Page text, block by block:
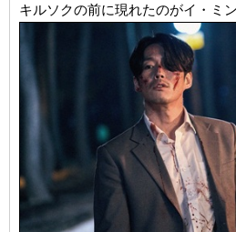
キルソクの前に現れたのがイ・ミ